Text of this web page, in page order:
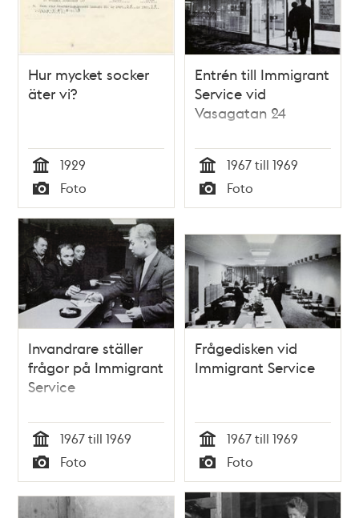
Hur mycket socker
äter vi?
Tid
1929
Typ
Foto
Entrén till Immigrant
Service vid
Vasagatan 24
Tid
1967 till 1969
Typ
Foto
Invandrare ställer
frågor på Immigrant
Service
Tid
1967 till 1969
Typ
Foto
Frågedisken vid
Immigrant Service
Tid
1967 till 1969
Typ
Foto